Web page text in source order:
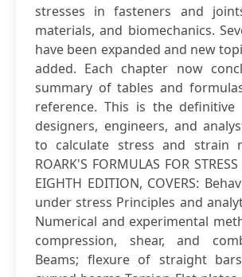
stresses in fasteners and
materials, and biomechanics.
have been expanded and new
added. Each chapter now
summary of tables and
reference. This is the
designers, engineers, and
to calculate stress and strain
ROARK'S FORMULAS FOR
EIGHTH EDITION, COVERS:
under stress Principles and
Numerical and experimental
compression, shear, and
Beams; flexure of straight